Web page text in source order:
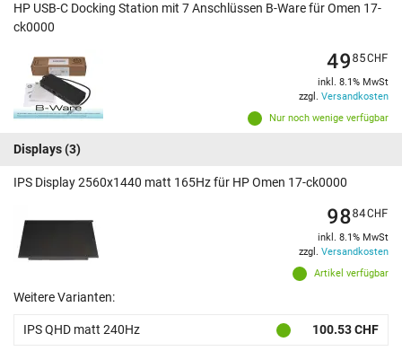
HP USB-C Docking Station mit 7 Anschlüssen B-Ware für Omen 17-
ck0000
Nur noch wenige verfügbar
4985CHF
inkl. 8.1% MwSt
zzgl. Versandkosten
Displays(3)
IPS Display 2560x1440 matt 165Hz für HP Omen 17-ck0000
Artikel verfügbar
9884CHF
inkl. 8.1% MwSt
zzgl. Versandkosten
Weitere Varianten:
IPS QHD matt 240Hz 100.53 CHF